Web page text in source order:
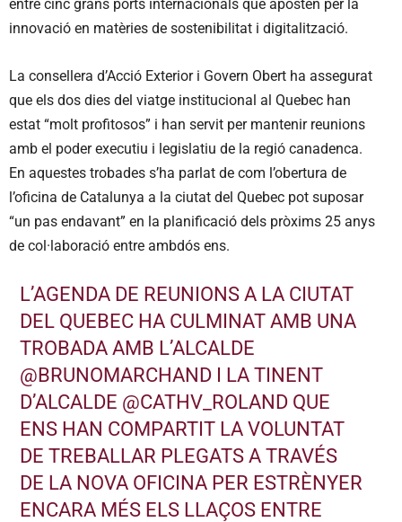
entre cinc grans ports internacionals que aposten per la
innovació en matèries de sostenibilitat i digitalització.
La consellera d’Acció Exterior i Govern Obert ha assegurat
que els dos dies del viatge institucional al Quebec han
estat “molt profitosos” i han servit per mantenir reunions
amb el poder executiu i legislatiu de la regió canadenca.
En aquestes trobades s’ha parlat de com l’obertura de
l’oficina de Catalunya a la ciutat del Quebec pot suposar
“un pas endavant” en la planificació dels pròxims 25 anys
de col·laboració entre ambdós ens.
L’AGENDA DE REUNIONS A LA CIUTAT
DEL QUEBEC HA CULMINAT AMB UNA
TROBADA AMB L’ALCALDE
@BRUNOMARCHAND I LA TINENT
D’ALCALDE @CATHV_ROLAND QUE
ENS HAN COMPARTIT LA VOLUNTAT
DE TREBALLAR PLEGATS A TRAVÉS
DE LA NOVA OFICINA PER ESTRÈNYER
ENCARA MÉS ELS LLAÇOS ENTRE